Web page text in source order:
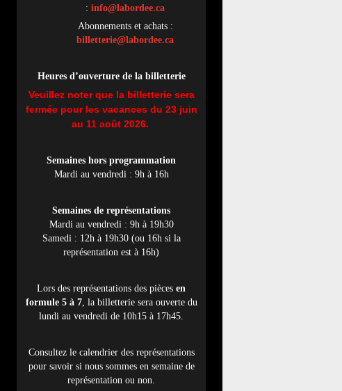
: info@labordee.ca
Abonnements et achats :
billetterie@labordee.ca
Heures d’ouverture de la billetterie
Veuillez noter que la billetterie sera
fermée pour les vacances du 23 juin
au 11 août 2026.
Semaines hors programmation
Mardi au vendredi : 9h à 16h
Semaines de représentations
Mardi au vendredi : 9h à 19h30
Samedi : 12h à 19h30 (ou 16h si la
représentation est à 16h)
Lors des représentations des pièces en
formule 5 à 7, la billetterie sera ouverte du
lundi au vendredi de 10h15 à 17h45.
Consultez le calendrier des représentations
pour savoir si nous sommes en semaine de
représentation ou non.